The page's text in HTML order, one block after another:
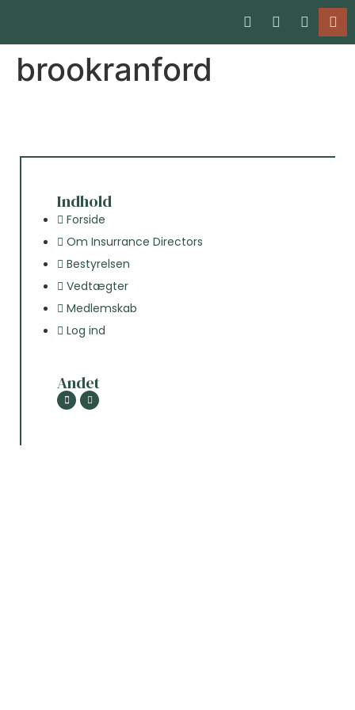
brookranford
Indhold
Forside
Om Insurrance Directors
Bestyrelsen
Vedtægter
Medlemskab
Log ind
Andet